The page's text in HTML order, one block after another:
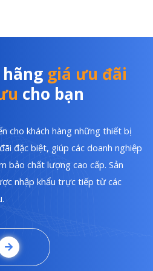
giá ưu đãi
cho bạn
cho khách hàng những thiết bị
đặc biệt, giúp các doanh nghiệp
bảo chất lượng cao cấp. Sản
nhập khẩu trực tiếp từ các